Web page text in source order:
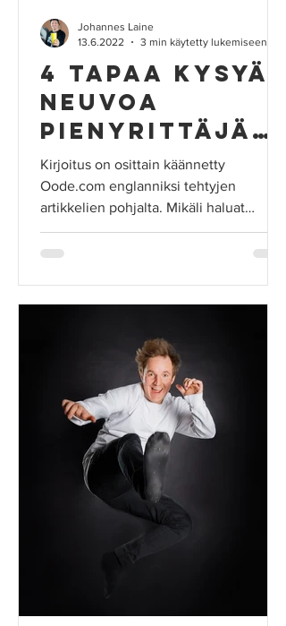
4 tapaa kysyä
neuvoa
pienyrittäjän
ä
Kirjoitus on osittain käännetty
Oode.com englanniksi tehtyjen
artikkelien pohjalta. Mikäli haluat
myyntiin tähtäävät sivut, niin tsekkaa...
Johannes Laine
13.6.2022
3 min käytetty lukemiseen